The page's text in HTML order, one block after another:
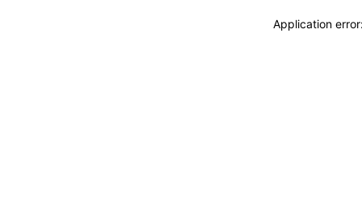
Application